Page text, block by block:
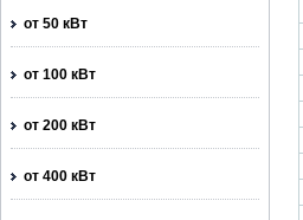
от 50 кВт
от 100 кВт
от 200 кВт
от 400 кВт